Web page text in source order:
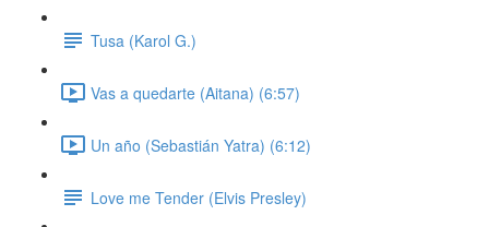
Tusa (Karol G.)
Vas a quedarte (Aitana) (6:57)
Un año (Sebastián Yatra) (6:12)
Love me Tender (Elvis Presley)